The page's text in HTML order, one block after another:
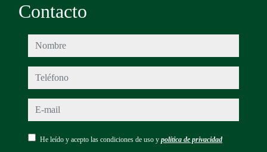
Contacto
nombre
teléfono
e-mail
He leído y acepto las condiciones de uso y política de privacidad